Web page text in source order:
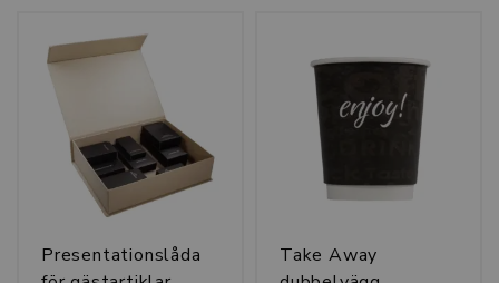
Presentationslåda
Take Away